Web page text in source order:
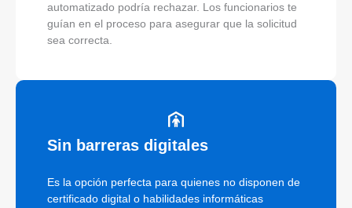
automatizado podría rechazar. Los funcionarios te
guían en el proceso para asegurar que la solicitud
sea correcta.
Sin barreras digitales
Es la opción perfecta para quienes no disponen de
certificado digital o habilidades informáticas